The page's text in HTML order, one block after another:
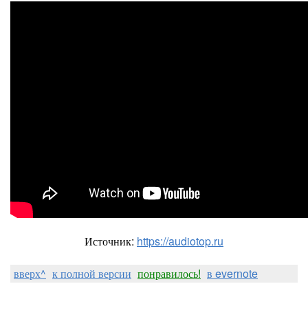
Источник: https://audiotop.ru
вверх^ к полной версии понравилось! в evernote